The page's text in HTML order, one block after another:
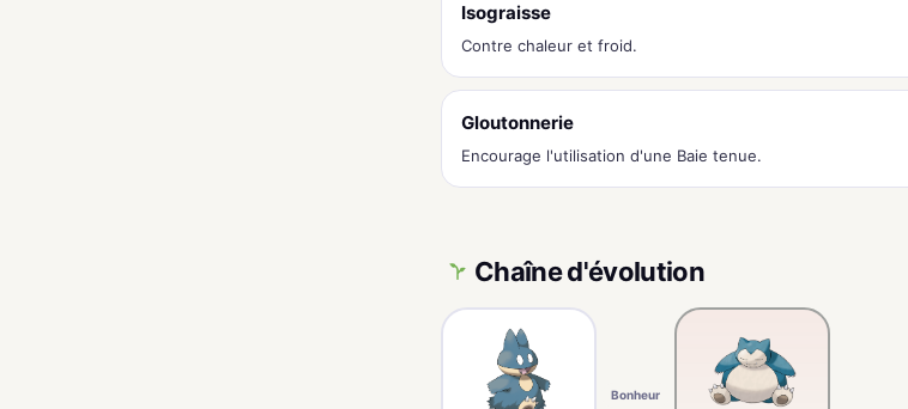
Isograisse
Contre chaleur et froid.
Gloutonnerie
Encourage l'utilisation d'une Baie tenue.
Chaîne d'évolution
Bonheur